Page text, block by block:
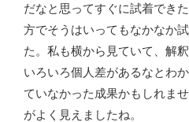
だなと思ってすぐに試着でき
方でそうはいってもなかなか
た。私も横から見ていて、解
いろいろ個人差があるなとわ
ていなかった成果かもしれま
がよく見えましたね。